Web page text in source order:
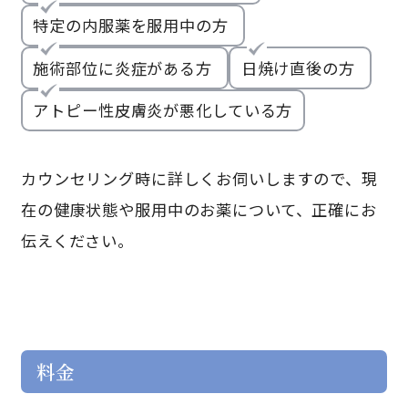
特定の内服薬を服用中の方
施術部位に炎症がある方
日焼け直後の方
アトピー性皮膚炎が悪化している方
カウンセリング時に詳しくお伺いしますので、現
在の健康状態や服用中のお薬について、正確にお
伝えください。
料金